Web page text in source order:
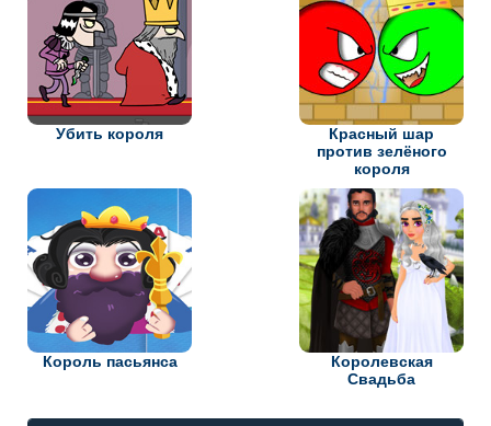
Убить короля
Красный шар
против зелёного
короля
Король пасьянса
Королевская
Свадьба